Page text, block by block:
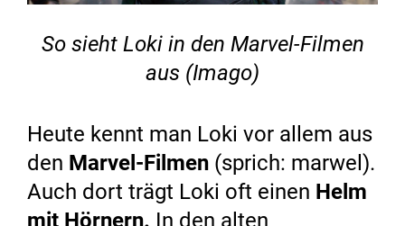
So sieht Loki in den Marvel-Filmen
aus (Imago)
Heute kennt man Loki vor allem aus
den Marvel-Filmen (sprich: marwel).
Auch dort trägt Loki oft einen Helm
mit Hörnern. In den alten